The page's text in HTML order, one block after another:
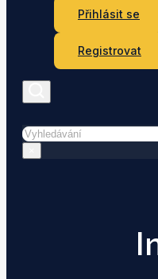
Přihlásit se
Registrovat
Hledat